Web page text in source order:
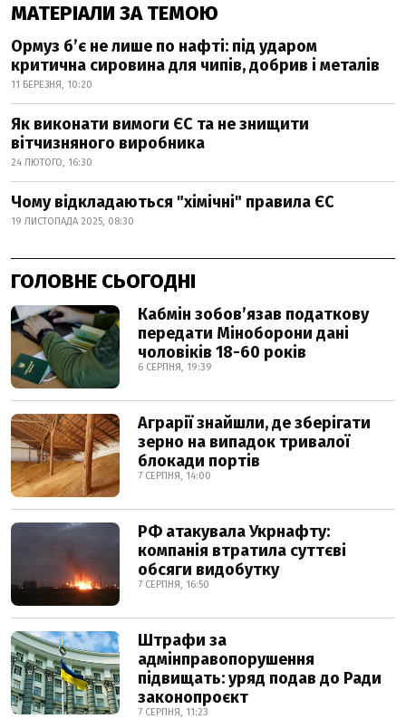
МАТЕРІАЛИ ЗА ТЕМОЮ
Ормуз б’є не лише по нафті: під ударом
критична сировина для чипів, добрив і металів
11 БЕРЕЗНЯ, 10:20
Як виконати вимоги ЄС та не знищити
вітчизняного виробника
24 ЛЮТОГО, 16:30
Чому відкладаються "хімічні" правила ЄС
19 ЛИСТОПАДА 2025, 08:30
ГОЛОВНЕ СЬОГОДНІ
Кабмін зобовʼязав податкову
передати Міноборони дані
чоловіків 18-60 років
6 СЕРПНЯ, 19:39
Аграрії знайшли, де зберігати
зерно на випадок тривалої
блокади портів
7 СЕРПНЯ, 14:00
РФ атакувала Укрнафту:
компанія втратила суттєві
обсяги видобутку
7 СЕРПНЯ, 16:50
Штрафи за
адмінправопорушення
підвищать: уряд подав до Ради
законопроєкт
7 СЕРПНЯ, 11:23